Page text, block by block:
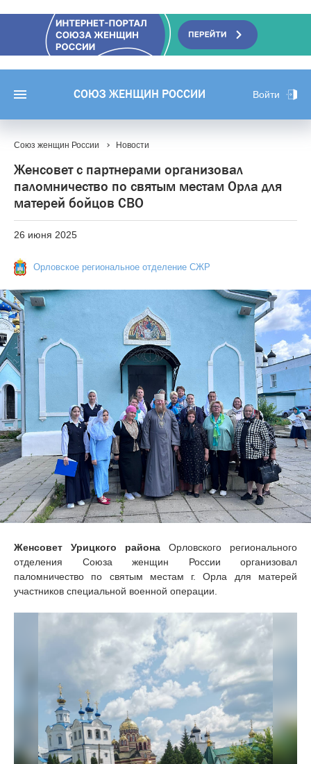
СОЮЗ ЖЕНЩИН РОССИИ Войти
Союз женщин России Новости
Женсовет с партнерами организовал
паломничество по святым местам Орла для
матерей бойцов СВО
26 июня 2025
Орловское региональное отделение СЖР
Женсовет Урицкого района Орловского регионального
отделения Союза женщин России организовал
паломничество по святым местам г. Орла для матерей
участников специальной военной операции.